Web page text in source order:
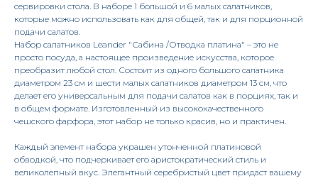
сервировки стола. В наборе 1 большой и 6 малых салатников,
которые можно использовать как для общей, так и для порционной
подачи салатов.
Набор салатников Leander "Сабина /Отводка платина" – это не
просто посуда, а настоящее произведение искусства, которое
преобразит любой стол. Состоит из одного большого салатника
диаметром 23 см и шести малых салатников диаметром 13 см, что
делает его универсальным для подачи салатов как в порциях, так и
в общем формате. Изготовленный из высококачественного
чешского фарфора, этот набор не только красив, но и практичен.
Каждый элемент набора украшен утонченной платиновой
обводкой, что подчеркивает его аристократический стиль и
великолепный вкус. Элегантный серебристый цвет придаст вашему